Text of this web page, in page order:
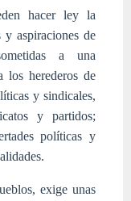
hacer ley la
y aspiraciones de
a una
los herederos de
y sindicales,
y partidos;
políticas y
exige unas